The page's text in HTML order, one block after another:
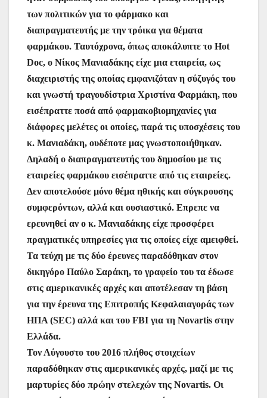
των πολιτικών για το φάρμακο και
διαπραγματευτής με την τρόικα για θέματα
φαρμάκου. Ταυτόχρονα, όπως αποκάλυπτε το Hot
Doc, ο Νίκος Μανιαδάκης είχε μια εταιρεία, ως
διαχειριστής της οποίας εμφανιζόταν η σύζυγός του
και γνωστή τραγουδίστρια Χριστίνα Φαρμάκη, που
εισέπραττε ποσά από φαρμακοβιομηχανίες για
διάφορες μελέτες οι οποίες, παρά τις υποσχέσεις του
κ. Μανιαδάκη, ουδέποτε μας γνωστοποιήθηκαν.
Δηλαδή ο διαπραγματευτής του δημοσίου με τις
εταιρείες φαρμάκου εισέπραττε από τις εταιρείες.
Δεν αποτελούσε μόνο θέμα ηθικής και σύγκρουσης
συμφερόντων, αλλά και ουσιαστικό. Επρεπε να
ερευνηθεί αν ο κ. Μανιαδάκης είχε προσφέρει
πραγματικές υπηρεσίες για τις οποίες είχε αμειφθεί.
Τα τεύχη με τις δύο έρευνες παραδόθηκαν στον
δικηγόρο Παύλο Σαράκη, το γραφείο του τα έδωσε
στις αμερικανικές αρχές και αποτέλεσαν τη βάση
για την έρευνα της Επιτροπής Κεφαλαιαγοράς των
ΗΠΑ (SEC) αλλά και του FBI για τη Novartis στην
Ελλάδα.
Τον Αύγουστο του 2016 πλήθος στοιχείων
παραδόθηκαν στις αμερικανικές αρχές, μαζί με τις
μαρτυρίες δύο πρώην στελεχών της Novartis. Οι